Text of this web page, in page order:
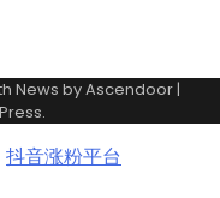
News byAscendoor|
.
抖音涨粉平台